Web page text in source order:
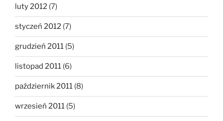
luty 2012 (7)
styczeń 2012 (7)
grudzień 2011 (5)
listopad 2011 (6)
październik 2011 (8)
wrzesień 2011 (5)